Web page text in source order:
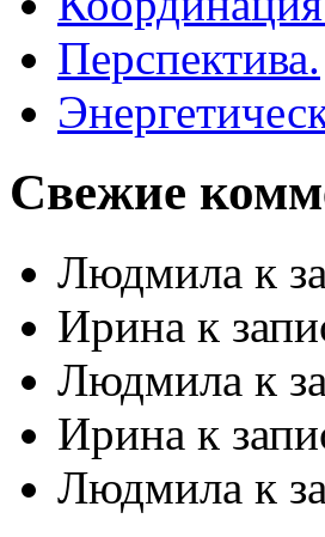
Перспектива.
Свежие
Людмила к
Ирина к
Людмила к
Ирина к
Людмила к